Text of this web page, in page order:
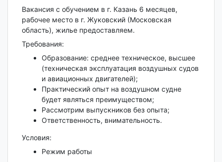
Вакансия с обучением в г. Казань 6 месяцев,
рабочее место в г. Жуковский (Московская
область), жилье предоставляем.
Требования:
Образование: среднее техническое, высшее
(техническая эксплуатация воздушных судов
и авиационных двигателей);
Практический опыт на воздушном судне
будет являться преимуществом;
Рассмотрим выпускников без опыта;
Ответственность, внимательность.
Условия:
Режим работы